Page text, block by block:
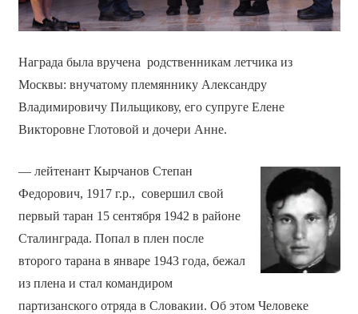
Награда была вручена родственникам летчика из
Москвы: внучатому племяннику Александру
Владимировичу Пильщикову, его супруге Елене
Викторовне Глотовой и дочери Анне.
— лейтенант Кырчанов Степан
Федорович, 1917 г.р., совершил свой
первый таран 15 сентября 1942 в районе
Сталинграда. Попал в плен после
второго тарана в январе 1943 года, бежал
из плена и стал командиром
партизанского отряда в Словакии. Об этом Человеке